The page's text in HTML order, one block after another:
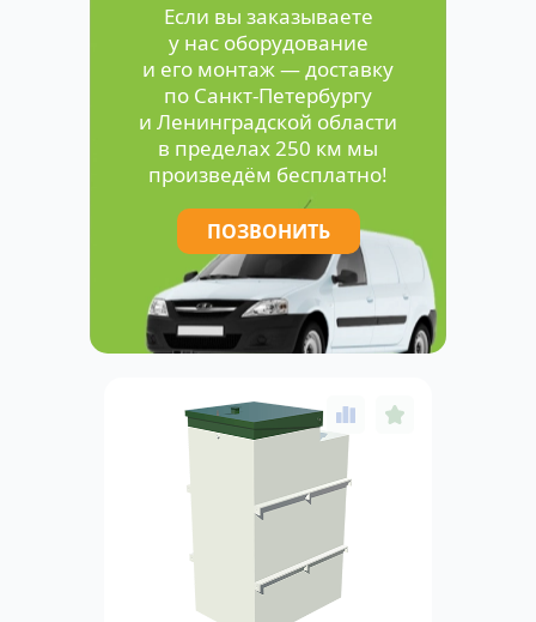
Если вы заказываете
у нас оборудование
и его монтаж — доставку
по Санкт-Петербургу
и Ленинградской области
в пределах 250 км мы
произведём бесплатно!
ПОЗВОНИТЬ